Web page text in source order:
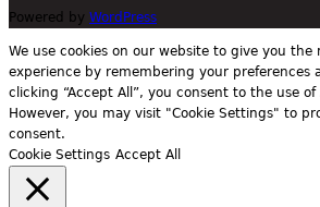
Powered by WordPress
We use cookies on our website to give you the
experience by remembering your preferences
clicking “Accept All”, you consent to the use of
However, you may visit "Cookie Settings" to
consent.
Cookie Settings Accept All